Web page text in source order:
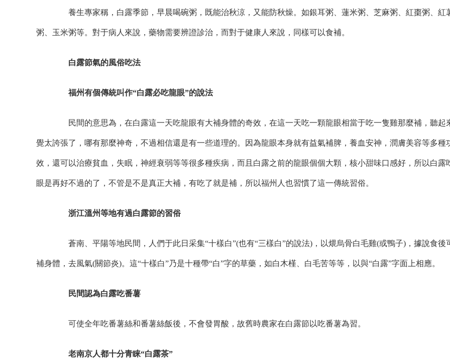
養生專家稱，白露季節，早晨喝碗粥，既能治秋涼，又能防秋燥。如銀耳粥、蓮米粥、芝麻粥、紅棗粥、紅
粥、玉米粥等。對于病人來說，藥物需要辨證診治，而對于健康人來說，同樣可以食補。
白露節氣的風俗吃法
福州有個傳統叫作“白露必吃龍眼”的說法
民間的意思為，在白露這一天吃龍眼有大補身體的奇效，在這一天吃一顆龍眼相當于吃一隻雞那麼補，聽起
覺太誇張了，哪有那麼神奇，不過相信還是有一些道理的。因為龍眼本身就有益氣補脾，養血安神，潤膚美容等多種
效，還可以治療貧血，失眠，神經衰弱等等很多種疾病，而且白露之前的龍眼個個大顆，核小甜味口感好，所以白露
眼是再好不過的了，不管是不是真正大補，有吃了就是補，所以福州人也習慣了這一傳統習俗。
浙江溫州等地有過白露節的習俗
蒼南、平陽等地民間，人們于此日采集“十樣白”(也有“三樣白”的說法)，以煨烏骨白毛雞(或鴨子)，據說食後
補身體，去風氣(關節炎)。這“十樣白”乃是十種帶“白”字的草藥，如白木槿、白毛苦等等，以與“白露”字面上相應。
民間認為白露吃番薯
可使全年吃番薯絲和番薯絲飯後，不會發胃酸，故舊時農家在白露節以吃番薯為習。
老南京人都十分青睐“白露茶”